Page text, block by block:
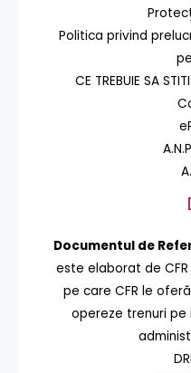
Politica privind
CE TREBUIE SA
Documentul de
este elaborat de
pe care CFR le
opereze trenuri